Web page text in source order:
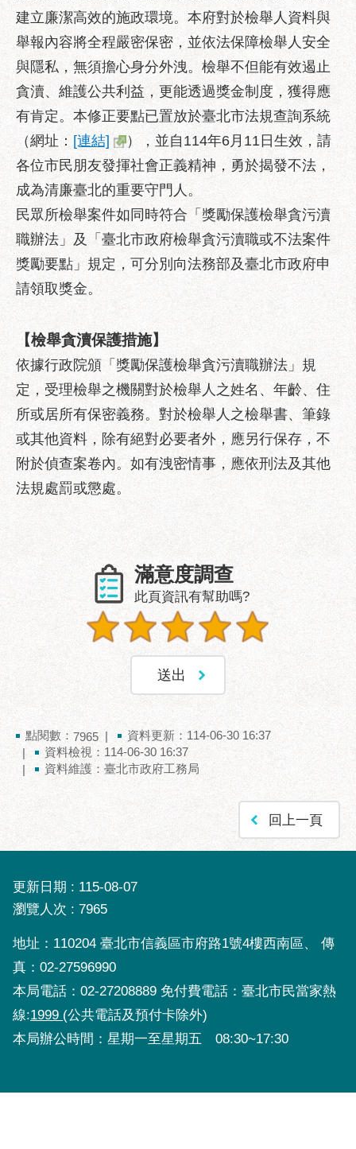
通
台
北
服
務
常
見
問
答
雙
語
詞
陳
情
系
統
政
府
網
站
資
料
放
宣
私
資
訊
安
全
政
策
聯
絡
方
本
暨
所
屬
各
處
聯
話
建立廉潔高效的施政環境。本府對於檢舉人資料與
舉報內容將全程嚴密保密，並依法保障檢舉人安全
與隱私，無須擔心身分外洩。檢舉不但能有效遏止
貪瀆、維護公共利益，更能透過獎金制度，獲得應
有肯定。本修正要點已置放於臺北市法規查詢系統
（網址： [連結]
），並自114年6月11日生效，請
各位市民朋友發揮社會正義精神，勇於揭發不法，
成為清廉臺北的重要守門人。
民眾所檢舉案件如同時符合「獎勵保護檢舉貪污瀆
職辦法」及「臺北市政府檢舉貪污瀆職或不法案件
獎勵要點」規定，可分別向法務部及臺北市政府申
請領取獎金。
【檢舉貪瀆保護措施】
依據行政院頒「獎勵保護檢舉貪污瀆職辦法」規
定，受理檢舉之機關對於檢舉人之姓名、年齡、住
所或居所有保密義務。對於檢舉人之檢舉書、筆錄
或其他資料，除有絕對必要者外，應另行保存，不
附於偵查案卷內。如有洩密情事，應依刑法及其他
法規處罰或懲處。
滿意度調查
此頁資訊有幫助嗎?
點閱數： 7965
資料更新：114-06-30 16:37
資料檢視：114-06-30 16:37
資料維護：臺北市政府工務局
回上一頁
更新日期
115-08-07
瀏覽人次
7965
地址：110204 臺北市信義區市府路1號4樓西南區、 傳
真：02-27596990
本局電話：02-27208889 免付費電話：臺北市民當家熱
線:1999 (公共電話及預付卡除外)
本局辦公時間：星期一至星期五 08:30~17:30